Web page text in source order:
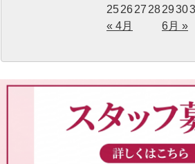
« 4月 6月 »
252627 282930